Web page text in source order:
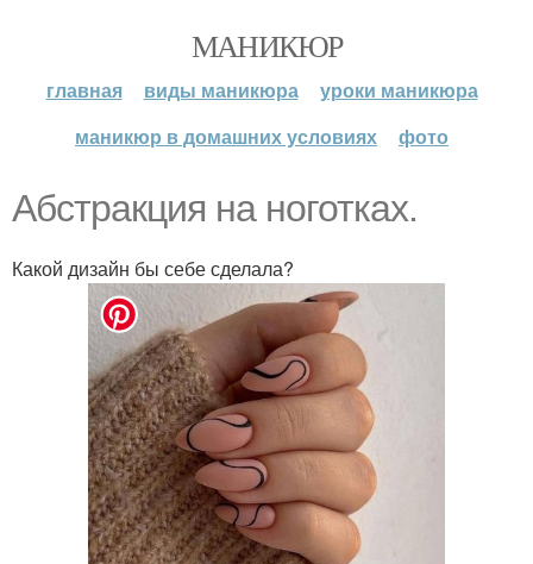
МАНИКЮР
главная виды маникюра
уроки маникюра
маникюр в домашних условиях
фото
Абстракция на ноготках.
Какой дизайн бы себе сделала?